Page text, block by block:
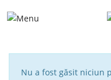
Nu a fost găsit niciun